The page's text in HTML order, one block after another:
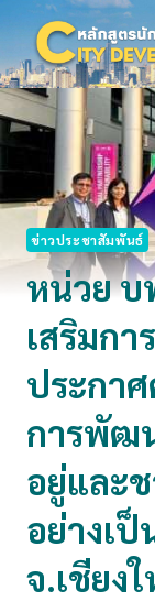
content
ข่าวประชาสัมพันธ์
หน่วย
เสริมก
ประกา
การพัฒ
อยู่และ
อย่างเ
จ.เชียง